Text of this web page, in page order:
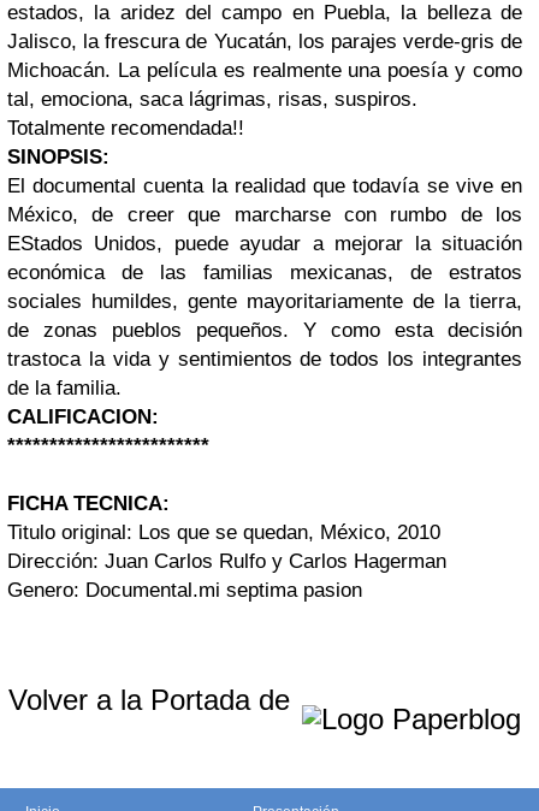
estados, la aridez del campo en Puebla, la belleza de
Jalisco, la frescura de Yucatán, los parajes verde-gris de
Michoacán. La película es realmente una poesía y como
tal, emociona, saca lágrimas, risas, suspiros.
Totalmente recomendada!!
SINOPSIS:
El documental cuenta la realidad que todavía se vive en
México, de creer que marcharse con rumbo de los
EStados Unidos, puede ayudar a mejorar la situación
económica de las familias mexicanas, de estratos
sociales humildes, gente mayoritariamente de la tierra,
de zonas pueblos pequeños. Y como esta decisión
trastoca la vida y sentimientos de todos los integrantes
de la familia.
CALIFICACION:
************************
FICHA TECNICA:
Titulo original: Los que se quedan, México, 2010
Dirección: Juan Carlos Rulfo y Carlos Hagerman
Genero: Documental.mi septima pasion
Volver a la Portada de